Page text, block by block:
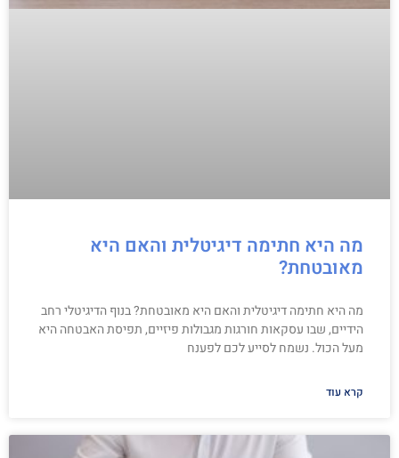
מה היא חתימה דיגיטלית והאם היא
מאובטחת?
מה היא חתימה דיגיטלית והאם היא מאובטחת? בנוף הדיגיטלי רחב
הידיים, שבו עסקאות חורגות מגבולות פיזיים, תפיסת האבטחה היא
מעל הכול. נשמח לסייע לכם לפענח
קרא עוד